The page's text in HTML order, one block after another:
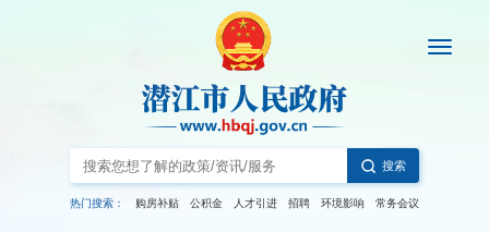
搜索
热门搜索： 购房补贴 公积金 人才引进 招聘 环境影响 常务会议